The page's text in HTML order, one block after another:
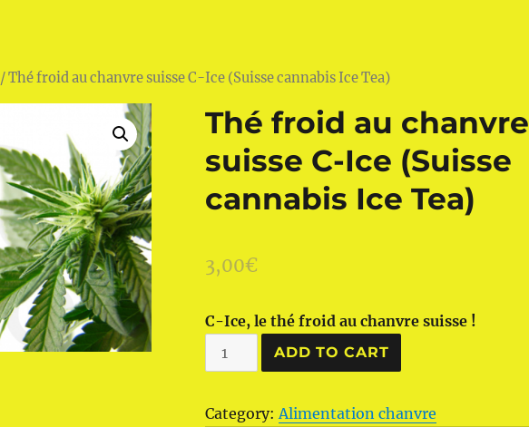
/ Thé froid au chanvre suisse C-Ice (Suisse cannabis Ice Tea)
Thé froid au chanvre
suisse C-Ice (Suisse
cannabis Ice Tea)
3,00€
C-Ice, le thé froid au chanvre suisse !
Thé
froid
chanvre
ADD TO CART
Category: Alimentation chanvre